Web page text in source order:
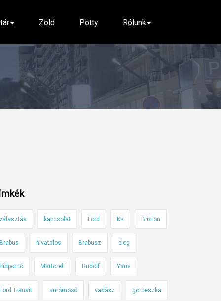
Zöld Pötty Rólunk
választás kapcsolat Ford Ka Brixton
Brabus hivatalos Brabusz blog
hídpornó Martorell Rudolf Yaris
Ford Transit autómosó vadász gördeszka